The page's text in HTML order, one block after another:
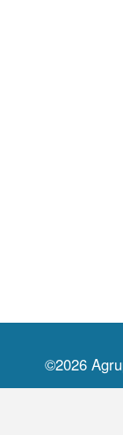
©2026